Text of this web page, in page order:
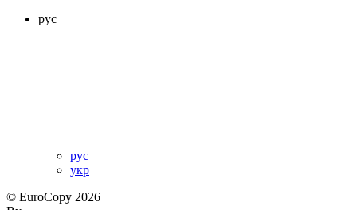
рус
рус
укр
© EuroCopy 2026